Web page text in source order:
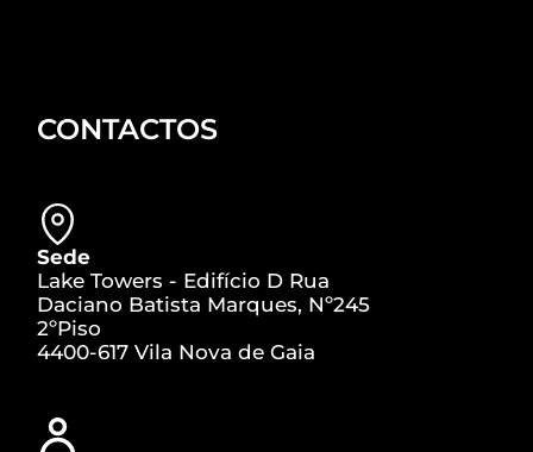
CONTACTOS
Sede
Lake Towers - Edifício D Rua
Daciano Batista Marques, Nº245
2ºPiso
4400-617 Vila Nova de Gaia